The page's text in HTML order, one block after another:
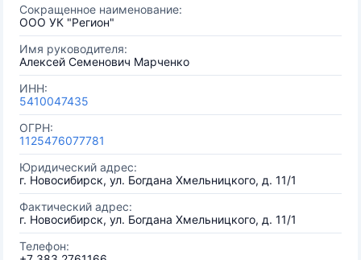
Сокращенное наименование:
ООО УК "Регион"
Имя руководителя:
Алексей Семенович Марченко
ИНН:
5410047435
ОГРН:
1125476077781
Юридический адрес:
г. Новосибирск, ул. Богдана Хмельницкого, д. 11/1
Фактический адрес:
г. Новосибирск, ул. Богдана Хмельницкого, д. 11/1
Телефон: